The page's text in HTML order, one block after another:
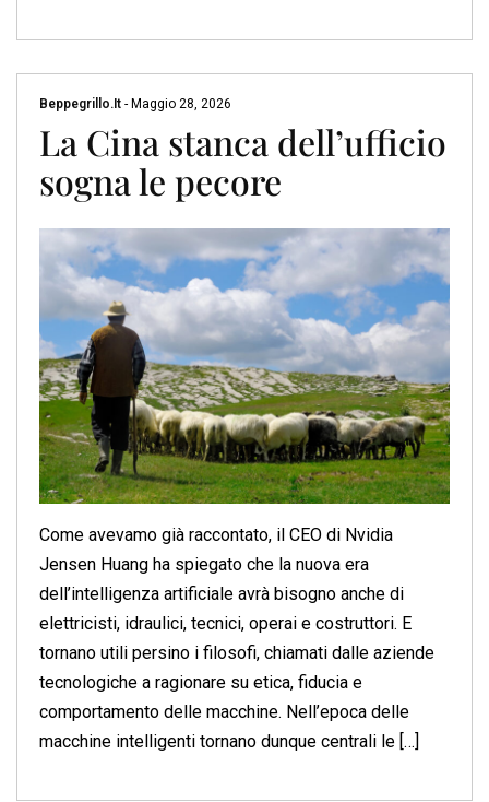
Beppegrillo.it - Maggio 28, 2026
La Cina stanca dell’ufficio
sogna le pecore
Come avevamo già raccontato, il CEO di Nvidia
Jensen Huang ha spiegato che la nuova era
dell’intelligenza artificiale avrà bisogno anche di
elettricisti, idraulici, tecnici, operai e costruttori. E
tornano utili persino i filosofi, chiamati dalle aziende
tecnologiche a ragionare su etica, fiducia e
comportamento delle macchine. Nell’epoca delle
macchine intelligenti tornano dunque centrali le […]